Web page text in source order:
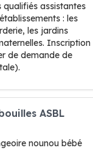
qualifiés assistantes
: les
les jardins
Inscription
de demande de
ASBL
nounou bébé